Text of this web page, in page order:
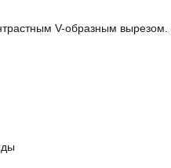
V-образным